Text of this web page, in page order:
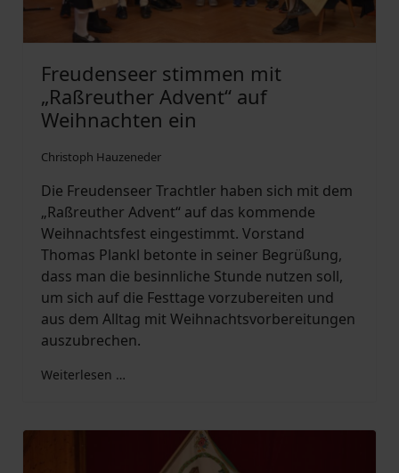
Freudenseer stimmen mit
„Raßreuther Advent“ auf
Weihnachten ein
Christoph Hauzeneder
Die Freudenseer Trachtler haben sich mit dem
„Raßreuther Advent“ auf das kommende
Weihnachtsfest eingestimmt. Vorstand
Thomas Plankl betonte in seiner Begrüßung,
dass man die besinnliche Stunde nutzen soll,
um sich auf die Festtage vorzubereiten und
aus dem Alltag mit Weihnachtsvorbereitungen
auszubrechen.
Weiterlesen …